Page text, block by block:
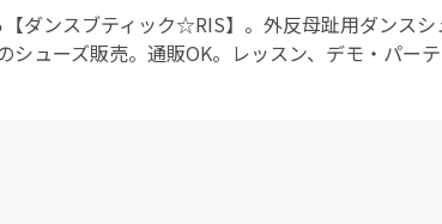
ダンスブティック☆RIS】。外反母趾用ダンスシ
ューズ販売。通販OK。レッスン、デモ・パーテ